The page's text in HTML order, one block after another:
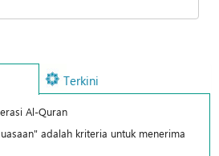
Terkini
Al-Quran
adalah kriteria untuk menerima